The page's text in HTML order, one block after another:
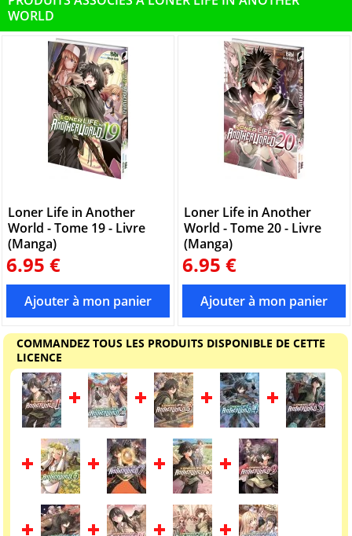
WORLD
Loner Life in Another
World - Tome 19 - Livre
(Manga)
6.95 €
Loner Life in Another
World - Tome 20 - Livre
(Manga)
6.95 €
COMMANDEZ TOUS LES PRODUITS DISPONIBLE DE CETTE
LICENCE